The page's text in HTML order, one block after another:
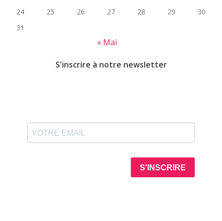
24
25 26 27 28 29
30
31
« Mai
S'inscrire à notre newsletter